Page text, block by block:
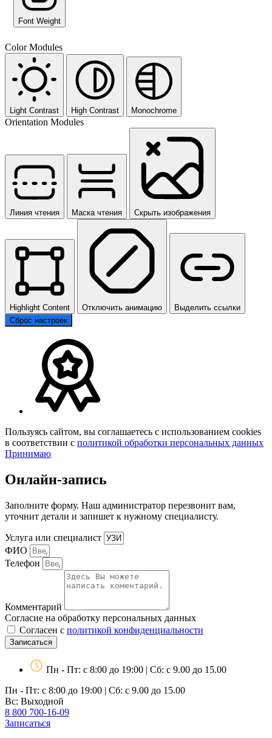
Font Weight
Color Modules
Light Contrast High Contrast Monochrome
Orientation Modules
Линия чтения Маска чтения Скрыть изображения
Highlight Content Отключить анимацию
Выделить ссылки
Сброс настроек
Пользуясь сайтом, вы соглашаетесь с использованием cookies
в соответствии с политикой обработки персональных данных
Принимаю
Онлайн-запись
Заполните форму. Наш администратор перезвонит вам,
уточнит детали и запишет к нужному специалисту.
Услуга или специалист
ФИО
Телефон
Комментарий
Согласие на обработку персональных данных
Согласен с политикой конфиденциальности
Записаться
Пн - Пт: с 8:00 до 19:00 | Сб: с 9.00 до 15.00
Пн - Пт: с 8:00 до 19:00 | Сб: с 9.00 до 15.00
Вс: Выходной
8 800 700-16-09
Записаться